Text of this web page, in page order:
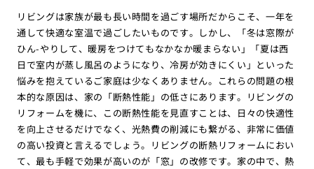
リビングは家族が最も長い時間を過ごす場所だからこそ、一年を
通して快適な室温で過ごしたいものです。しかし、「冬は窓際が
ひん-やりして、暖房をつけてもなかなか暖まらない」「夏は西
日で室内が蒸し風呂のようになり、冷房が効きにくい」といった
悩みを抱えているご家庭は少なくありません。これらの問題の根
本的な原因は、家の「断熱性能」の低さにあります。リビングの
リフォームを機に、この断熱性能を見直すことは、日々の快適性
を向上させるだけでなく、光熱費の削減にも繋がる、非常に価値
の高い投資と言えるでしょう。リビングの断熱リフォームにおい
て、最も手軽で効果が高いのが「窓」の改修です。家の中で、熱